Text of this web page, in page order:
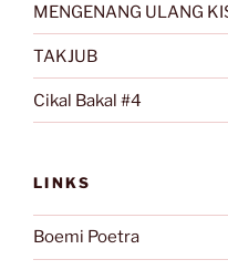
MENGENANG ULANG
TAKJUB
Cikal Bakal #4
LINKS
Boemi Poetra